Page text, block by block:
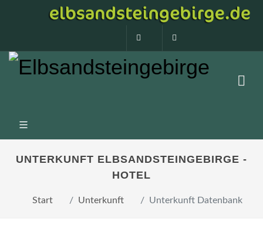
0160 99873408
UNTERKUNFT ELBSANDSTEINGEBIRGE -
HOTEL
Start Unterkunft Unterkunft Datenbank